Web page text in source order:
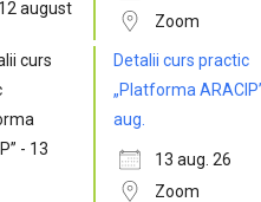
Zoom
Detalii curs practic
„Platforma
aug.
13 aug. 26
Zoom